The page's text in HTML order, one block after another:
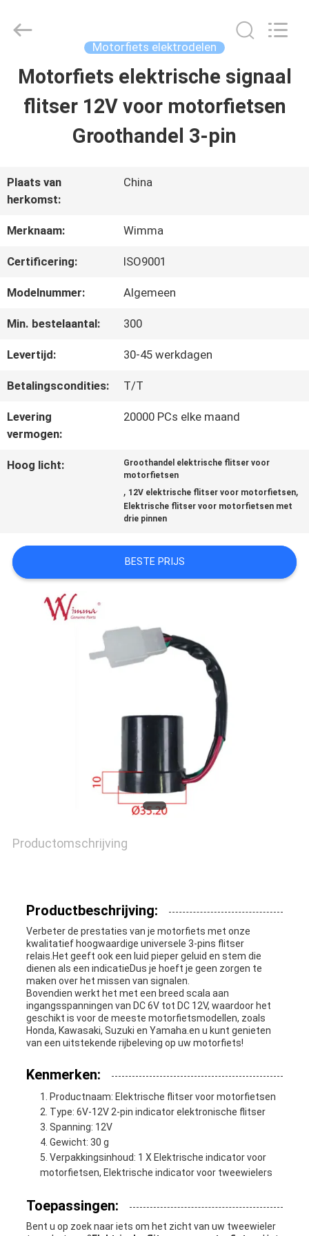
THUIS
PRODUCTEN
VIDEO'S
OVER
ONS
KWALITEITSCONTROLE
NIEUWS
VRAAG
SITEMAP
PRIVACYBELEID
Litron
Spare
Reserved.
Motorfiets elektrodelen
Motorfiets elektrische signaal
flitser 12V voor motorfietsen
Groothandel 3-pin
Plaats van
herkomst:
China
Merknaam: Wimma
Certificering: ISO9001
Modelnummer: Algemeen
Min. bestelaantal: 300
Levertijd: 30-45 werkdagen
Betalingscondities: T/T
Levering
vermogen:
20000 PCs elke maand
Hoog licht:
Groothandel elektrische flitser voor
motorfietsen
, 12V elektrische flitser voor motorfietsen,
Elektrische flitser voor motorfietsen met
drie pinnen
BESTE PRIJS
Productomschrijving
Productbeschrijving:
Verbeter de prestaties van je motorfiets met onze
kwalitatief hoogwaardige universele 3-pins flitser
relais.Het geeft ook een luid pieper geluid en stem die
dienen als een indicatieDus je hoeft je geen zorgen te
maken over het missen van signalen.
Bovendien werkt het met een breed scala aan
ingangsspanningen van DC 6V tot DC 12V, waardoor het
geschikt is voor de meeste motorfietsmodellen, zoals
Honda, Kawasaki, Suzuki en Yamaha.en u kunt genieten
van een uitstekende rijbeleving op uw motorfiets!
Kenmerken:
Productnaam: Elektrische flitser voor motorfietsen
Type: 6V-12V 2-pin indicator elektronische flitser
Spanning: 12V
Gewicht: 30 g
Verpakkingsinhoud: 1 X Elektrische indicator voor
motorfietsen, Elektrische indicator voor tweewielers
Toepassingen:
Bent u op zoek naar iets om het zicht van uw tweewieler